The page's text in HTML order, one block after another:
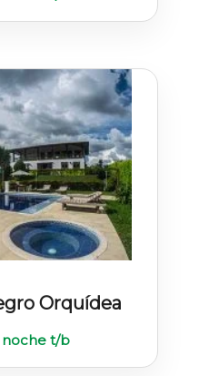
Orquídea
t/b